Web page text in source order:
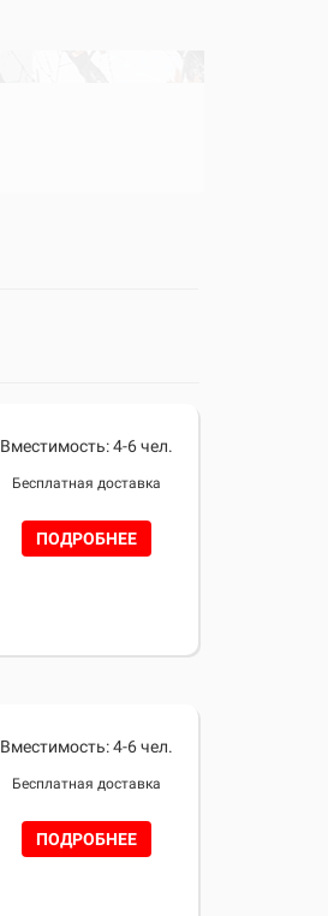
Вместимость: 4-6 чел.
Бесплатная доставка
ПОДРОБНЕЕ
Вместимость: 4-6 чел.
Бесплатная доставка
ПОДРОБНЕЕ